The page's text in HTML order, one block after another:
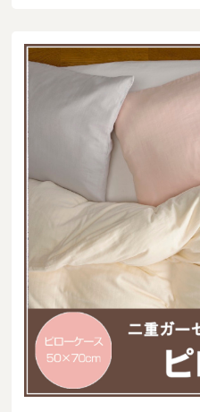
防炎・防災寝具
ペット用品
ムートン
ブランド
羽毛ふとんリフォーム・打ち直し
和ふとんの打ち直し・リフォーム
布団丸洗い（クリーニング）
特集